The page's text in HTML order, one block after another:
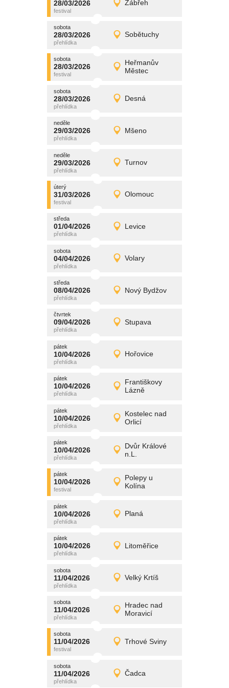
28/03/2026 Zábřeh
sobota
28/03/2026 Detail
sobota
28/03/2026 Sobětuchy
sobota
28/03/2026 Detail
promítání
sobota
28/03/2026
Heřmanův
Městec
sobota
28/03/2026 Detail
promítání
sobota
28/03/2026 Desná
sobota
28/03/2026 Detail
promítání
neděle
29/03/2026 Mšeno
neděle
29/03/2026 Detail
promítání
neděle
29/03/2026 Turnov
neděle
29/03/2026 Detail
promítání
úterý
31/03/2026 Olomouc
úterý
31/03/2026 Detail
promítání
středa
01/04/2026 Levice
středa
01/04/2026 Detail
promítání
sobota
04/04/2026 Volary
sobota
04/04/2026 Detail
promítání
středa
08/04/2026 Nový Bydžov
středa
08/04/2026 Detail
promítání
čtvrtek
09/04/2026 Stupava
čtvrtek
09/04/2026 Detail
promítání
pátek
10/04/2026 Hořovice
pátek
10/04/2026 Detail
promítání
pátek
10/04/2026
Františkovy
Lázně
pátek
10/04/2026 Detail
promítání
pátek
10/04/2026
Kostelec nad
Orlicí
pátek
10/04/2026 Detail
promítání
pátek
10/04/2026
Dvůr Králové
n.L.
pátek
10/04/2026 Detail
promítání
pátek
10/04/2026
Polepy u
Kolína
pátek
10/04/2026 Detail
promítání
pátek
10/04/2026 Planá
pátek
10/04/2026 Detail
promítání
pátek
10/04/2026 Litoměřice
pátek
10/04/2026 Detail
promítání
sobota
11/04/2026 Velký Krtíš
sobota
11/04/2026 Detail
promítání
sobota
11/04/2026
Hradec nad
Moravicí
sobota
11/04/2026 Detail
promítání
sobota
11/04/2026 Trhové Sviny
sobota
11/04/2026 Detail
promítání
sobota
11/04/2026 Čadca
sobota
11/04/2026 Detail
promítání